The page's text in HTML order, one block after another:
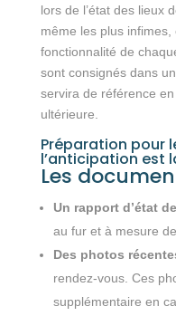
lors de l’état des lieux
même les plus infimes,
fonctionnalité de
sont consignés dans
servira de référence
ultérieure.
Préparation pour
l’anticipation est
Les
Un rapport d’état
au fur et à mesure de
Des photos
rendez-vous. Ces
supplémentaire en